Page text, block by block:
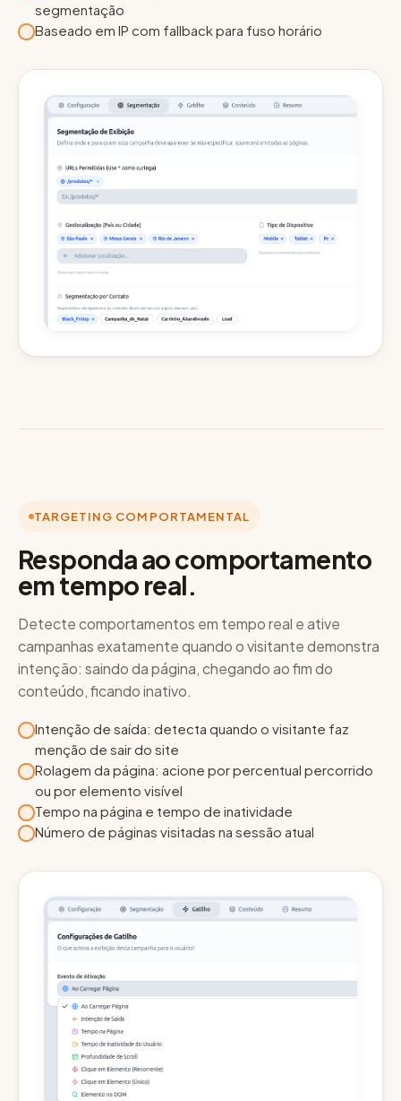
segmentação
Baseado em IP com fallback para fuso horário
TARGETING COMPORTAMENTAL
Responda ao comportamento
em tempo real.
Detecte comportamentos em tempo real e ative
campanhas exatamente quando o visitante demonstra
intenção: saindo da página, chegando ao fim do
conteúdo, ficando inativo.
Intenção de saída: detecta quando o visitante faz
menção de sair do site
Rolagem da página: acione por percentual percorrido
ou por elemento visível
Tempo na página e tempo de inatividade
Número de páginas visitadas na sessão atual